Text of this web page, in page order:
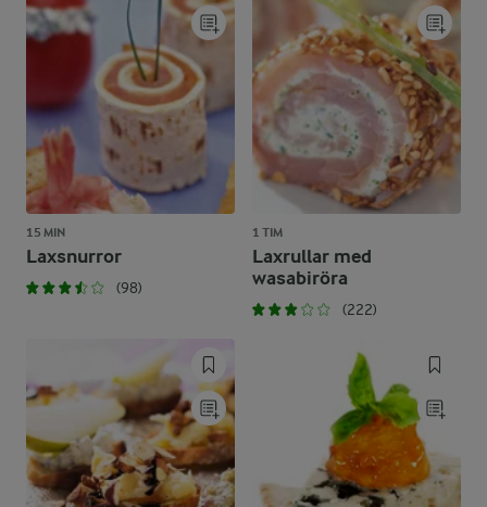
15 MIN
Laxsnurror
(98)
1 TIM
Laxrullar med
wasabiröra
(222)